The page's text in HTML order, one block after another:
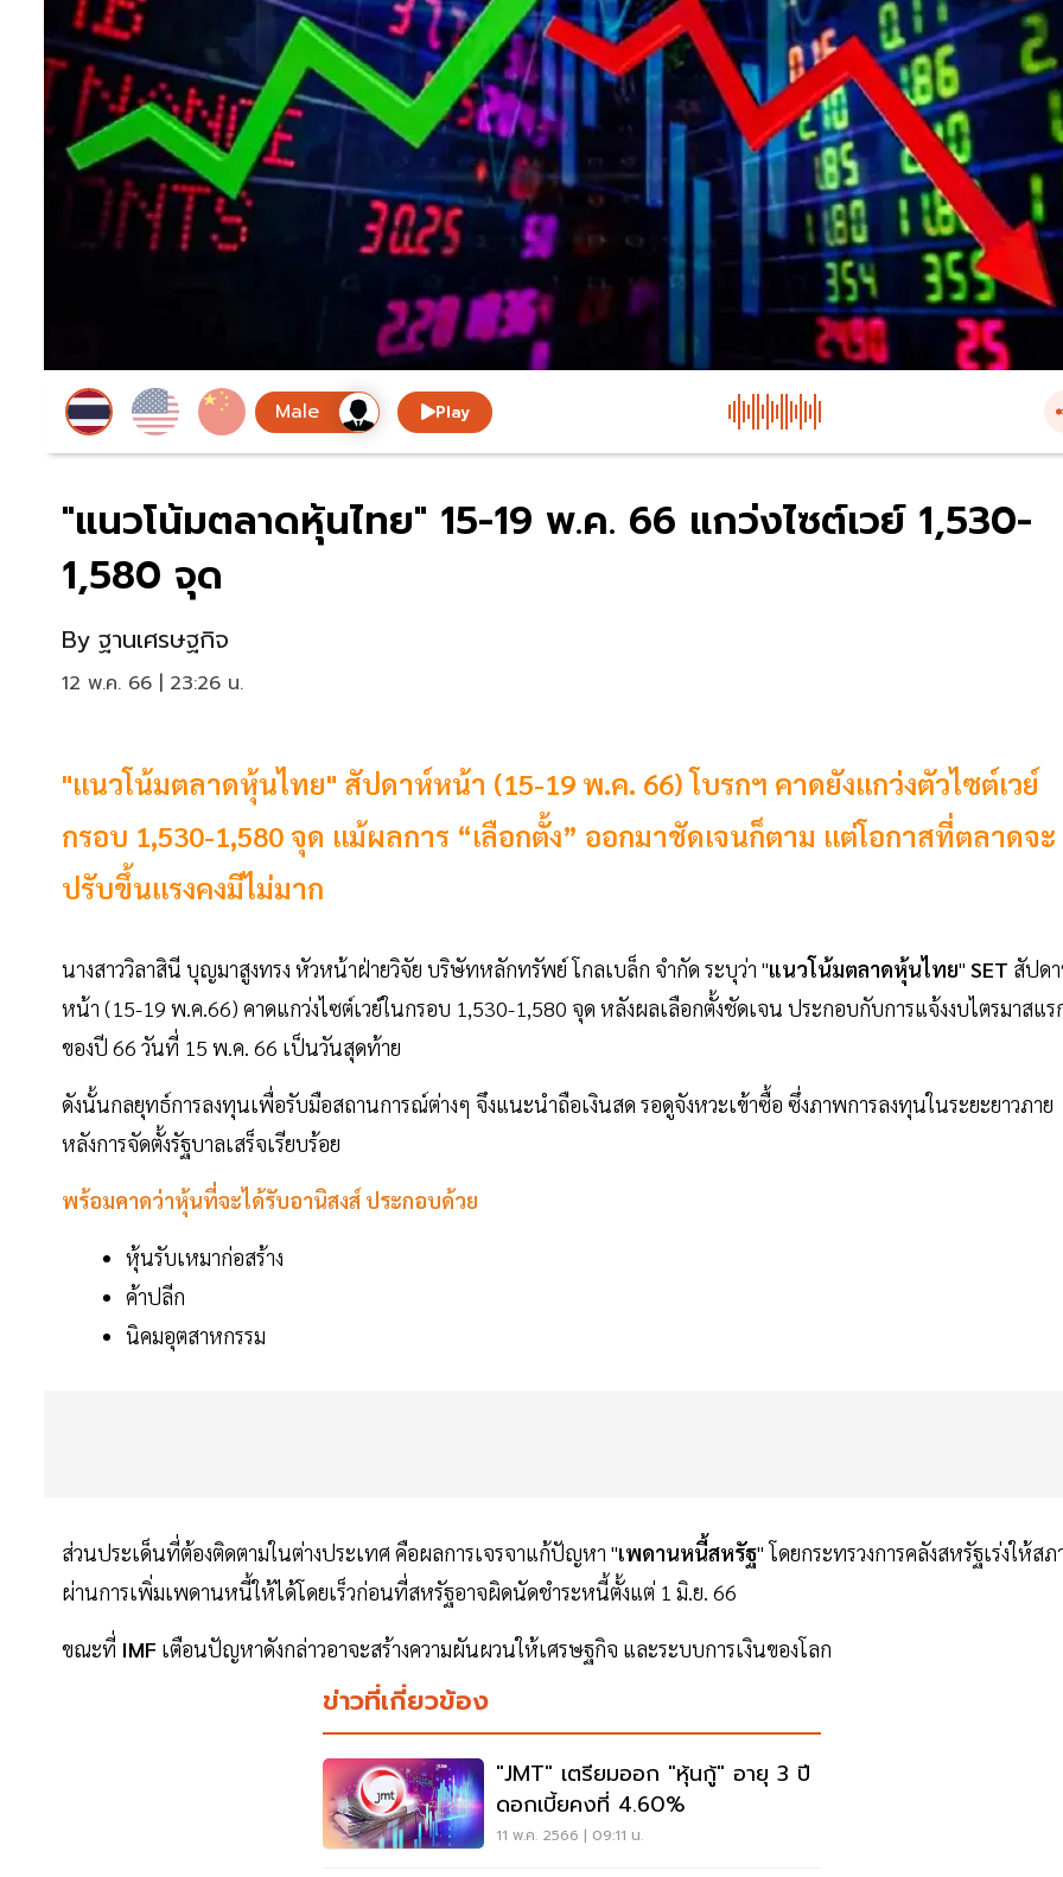
Play
"แนวโน้มตลาดหุ้นไทย" 15-19 พ.ค. 66 แกว่งไซต์เวย์ 1,530-
1,580 จุด
By ฐานเศรษฐกิจ
12 พ.ค. 66 | 23:26 น.
"แนวโน้มตลาดหุ้นไทย" สัปดาห์หน้า (15-19 พ.ค. 66) โบรกฯ คาดยังแกว่งตัวไซต์เวย์
กรอบ 1,530-1,580 จุด แม้ผลการ “เลือกตั้ง” ออกมาชัดเจนก็ตาม แต่โอกาสที่ตลาดจะ
ปรับขึ้นแรงคงมีไม่มาก
นางสาววิลาสินี บุญมาสูงทรง หัวหน้าฝ่ายวิจัย บริษัทหลักทรัพย์ โกลเบล็ก จำกัด ระบุว่า "แนวโน้มตลาดหุ้นไทย" SET สัปด
หน้า (15-19 พ.ค.66) คาดแกว่งไซต์เวย์ในกรอบ 1,530-1,580 จุด หลังผลเลือกตั้งชัดเจน ประกอบกับการแจ้งงบไตรมาสแร
ของปี 66 วันที่ 15 พ.ค. 66 เป็นวันสุดท้าย
ดังนั้นกลยุทธ์การลงทุนเพื่อรับมือสถานการณ์ต่างๆ จึงแนะนำถือเงินสด รอดูจังหวะเข้าซื้อ ซึ่งภาพการลงทุนในระยะยาวภาย
หลังการจัดตั้งรัฐบาลเสร็จเรียบร้อย
พร้อมคาดว่าหุ้นที่จะได้รับอานิสงส์ ประกอบด้วย
หุ้นรับเหมาก่อสร้าง
ค้าปลีก
นิคมอุตสาหกรรม
ส่วนประเด็นที่ต้องติดตามในต่างประเทศ คือผลการเจรจาแก้ปัญหา "เพดานหนี้สหรัฐ" โดยกระทรวงการคลังสหรัฐเร่งให้สภ
ผ่านการเพิ่มเพดานหนี้ให้ได้โดยเร็วก่อนที่สหรัฐอาจผิดนัดชำระหนี้ตั้งแต่ 1 มิ.ย. 66
ขณะที่ IMF เตือนปัญหาดังกล่าวอาจะสร้างความผันผวนให้เศรษฐกิจ และระบบการเงินของโลก
ข่าวที่เกี่ยวข้อง
"JMT" เตรียมออก "หุ้นกู้" อายุ 3 ปี
ดอกเบี้ยคงที่ 4.60%
11 พ.ค. 2566 | 09:11 น.